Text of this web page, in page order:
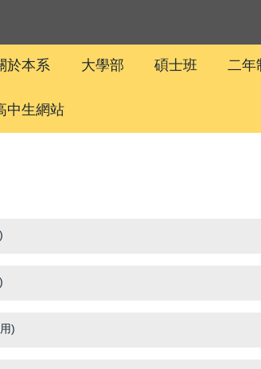
於本系 大學部 碩士班 二年
中生網站
)